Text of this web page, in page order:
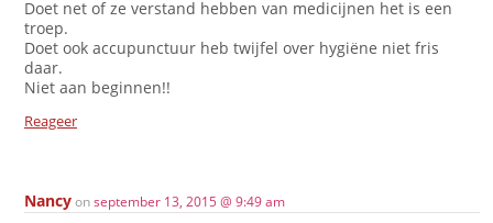
Doet net of ze verstand hebben van medicijnen het is een
troep.
Doet ook accupunctuur heb twijfel over hygiëne niet fris
daar.
Niet aan beginnen!!
Reageer
Nancyonseptember 13, 2015 @ 9:49 am